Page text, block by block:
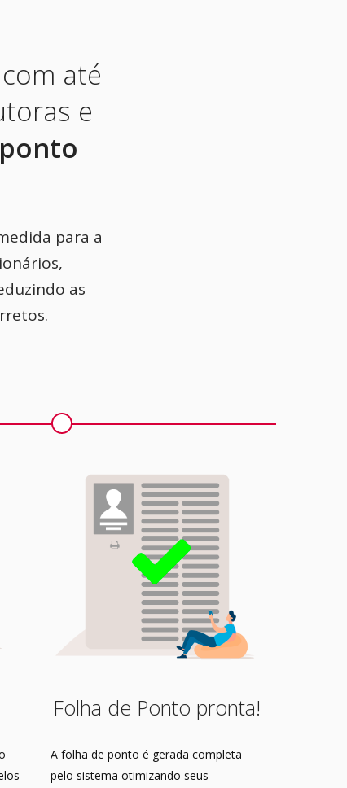
até
e
para a
as
Folha de Ponto pronta!
A folha de ponto é gerada completa
pelo sistema otimizando seus